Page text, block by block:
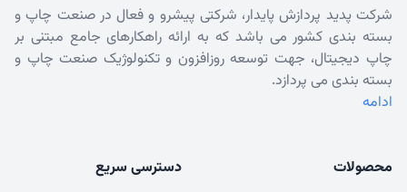
شرکت پدید پردازش پایدار، شرکتی پیشرو و فعال در صنعت چاپ و
بسته بندی کشور می باشد که به ارائه راهکارهای جامع مبتنی بر
چاپ دیجیتال، جهت توسعه روزافزون و تکنولوژیک صنعت چاپ و
بسته بندی می پردازد.
ادامه
محصولات دسترسی سریع